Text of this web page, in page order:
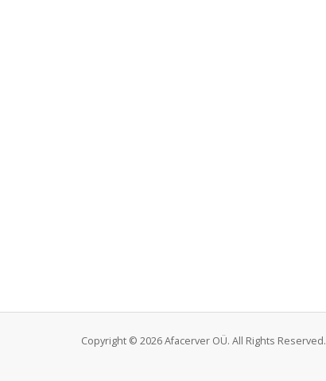
Copyright © 2026 Afacerver OÜ. All Rights Reserved.